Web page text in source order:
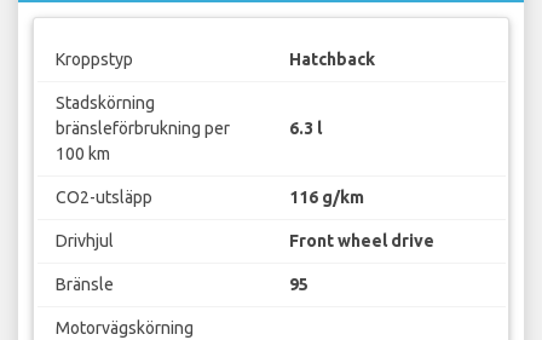
Kroppstyp Hatchback
Stadskörning
bränsleförbrukning per
100 km
6.3 l
CO2-utsläpp 116 g/km
Drivhjul Front wheel drive
Bränsle 95
Motorvägskörning